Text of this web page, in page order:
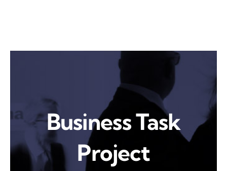
Business Task
Project